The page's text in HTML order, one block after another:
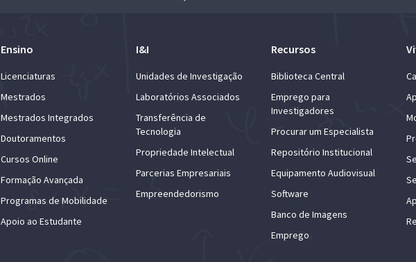
Ensino
Licenciaturas
Mestrados
Mestrados Integrados
Doutoramentos
Cursos Online
Formação Avançada
Programas de Mobilidade
Apoio ao Estudante
I&I
Unidades de Investigação
Laboratórios Associados
Transferência de
Tecnologia
Propriedade Intelectual
Parcerias Empresariais
Empreendedorismo
Recursos
Biblioteca Central
Emprego para
Investigadores
Procurar um Especialista
Repositório Institucional
Equipamento Audiovisual
Software
Banco de Imagens
Emprego